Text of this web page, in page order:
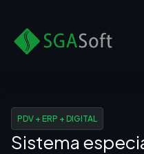
conteúdo
PDV + ERP + DIGITAL
Sistema